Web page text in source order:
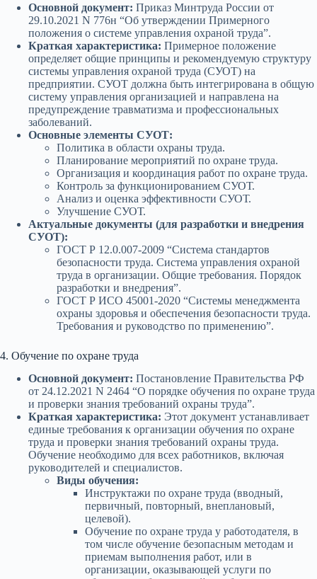
Основной документ: Приказ Минтруда России от
29.10.2021 N 776н “Об утверждении Примерного
положения о системе управления охраной труда”.
Краткая характеристика: Примерное положение
определяет общие принципы и рекомендуемую структуру
системы управления охраной труда (СУОТ) на
предприятии. СУОТ должна быть интегрирована в общую
систему управления организацией и направлена на
предупреждение травматизма и профессиональных
заболеваний.
Основные элементы СУОТ:
Политика в области охраны труда.
Планирование мероприятий по охране труда.
Организация и координация работ по охране труда.
Контроль за функционированием СУОТ.
Анализ и оценка эффективности СУОТ.
Улучшение СУОТ.
Актуальные документы (для разработки и внедрения
СУОТ):
ГОСТ Р 12.0.007-2009 “Система стандартов
безопасности труда. Система управления охраной
труда в организации. Общие требования. Порядок
разработки и внедрения”.
ГОСТ Р ИСО 45001-2020 “Системы менеджмента
охраны здоровья и обеспечения безопасности труда.
Требования и руководство по применению”.
4. Обучение по охране труда
Основной документ: Постановление Правительства РФ
от 24.12.2021 N 2464 “О порядке обучения по охране труда
и проверки знания требований охраны труда”.
Краткая характеристика: Этот документ устанавливает
единые требования к организации обучения по охране
труда и проверки знания требований охраны труда.
Обучение необходимо для всех работников, включая
руководителей и специалистов.
Виды обучения:
Инструктажи по охране труда (вводный,
первичный, повторный, внеплановый,
целевой).
Обучение по охране труда у работодателя, в
том числе обучение безопасным методам и
приемам выполнения работ, или в
организации, оказывающей услуги по